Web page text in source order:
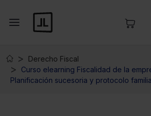
Derecho Fiscal
Curso elearning Fiscalidad de la
Planificación sucesoria y protocolo